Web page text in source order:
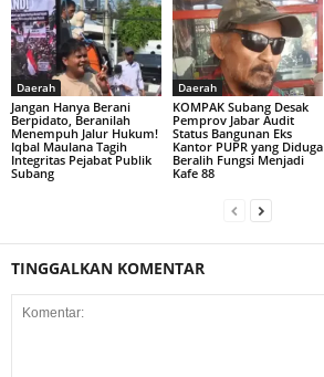
Daerah
Jangan Hanya Berani
Berpidato, Beranilah
Menempuh Jalur Hukum!
Iqbal Maulana Tagih
Integritas Pejabat Publik
Subang
Daerah
KOMPAK Subang Desak
Pemprov Jabar Audit
Status Bangunan Eks
Kantor PUPR yang Diduga
Beralih Fungsi Menjadi
Kafe 88
TINGGALKAN KOMENTAR